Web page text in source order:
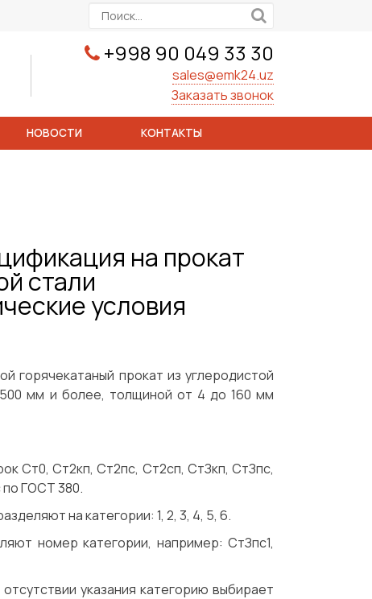
+998 90 049 33 30
sales@emk24.uz
Заказать звонок
НОВОСТИ КОНТАКТЫ
на прокат
стали
условия
горячекатаный прокат из углеродистой
500 мм и более, толщиной от 4 до 160 мм
Ст0, Ст2кп, Ст2пс, Ст2сп, СтЗкп, СтЗпс,
ГОСТ 380.
на категории: 1, 2, 3, 4, 5, 6.
номер категории, например: СтЗпс1,
указания категорию выбирает